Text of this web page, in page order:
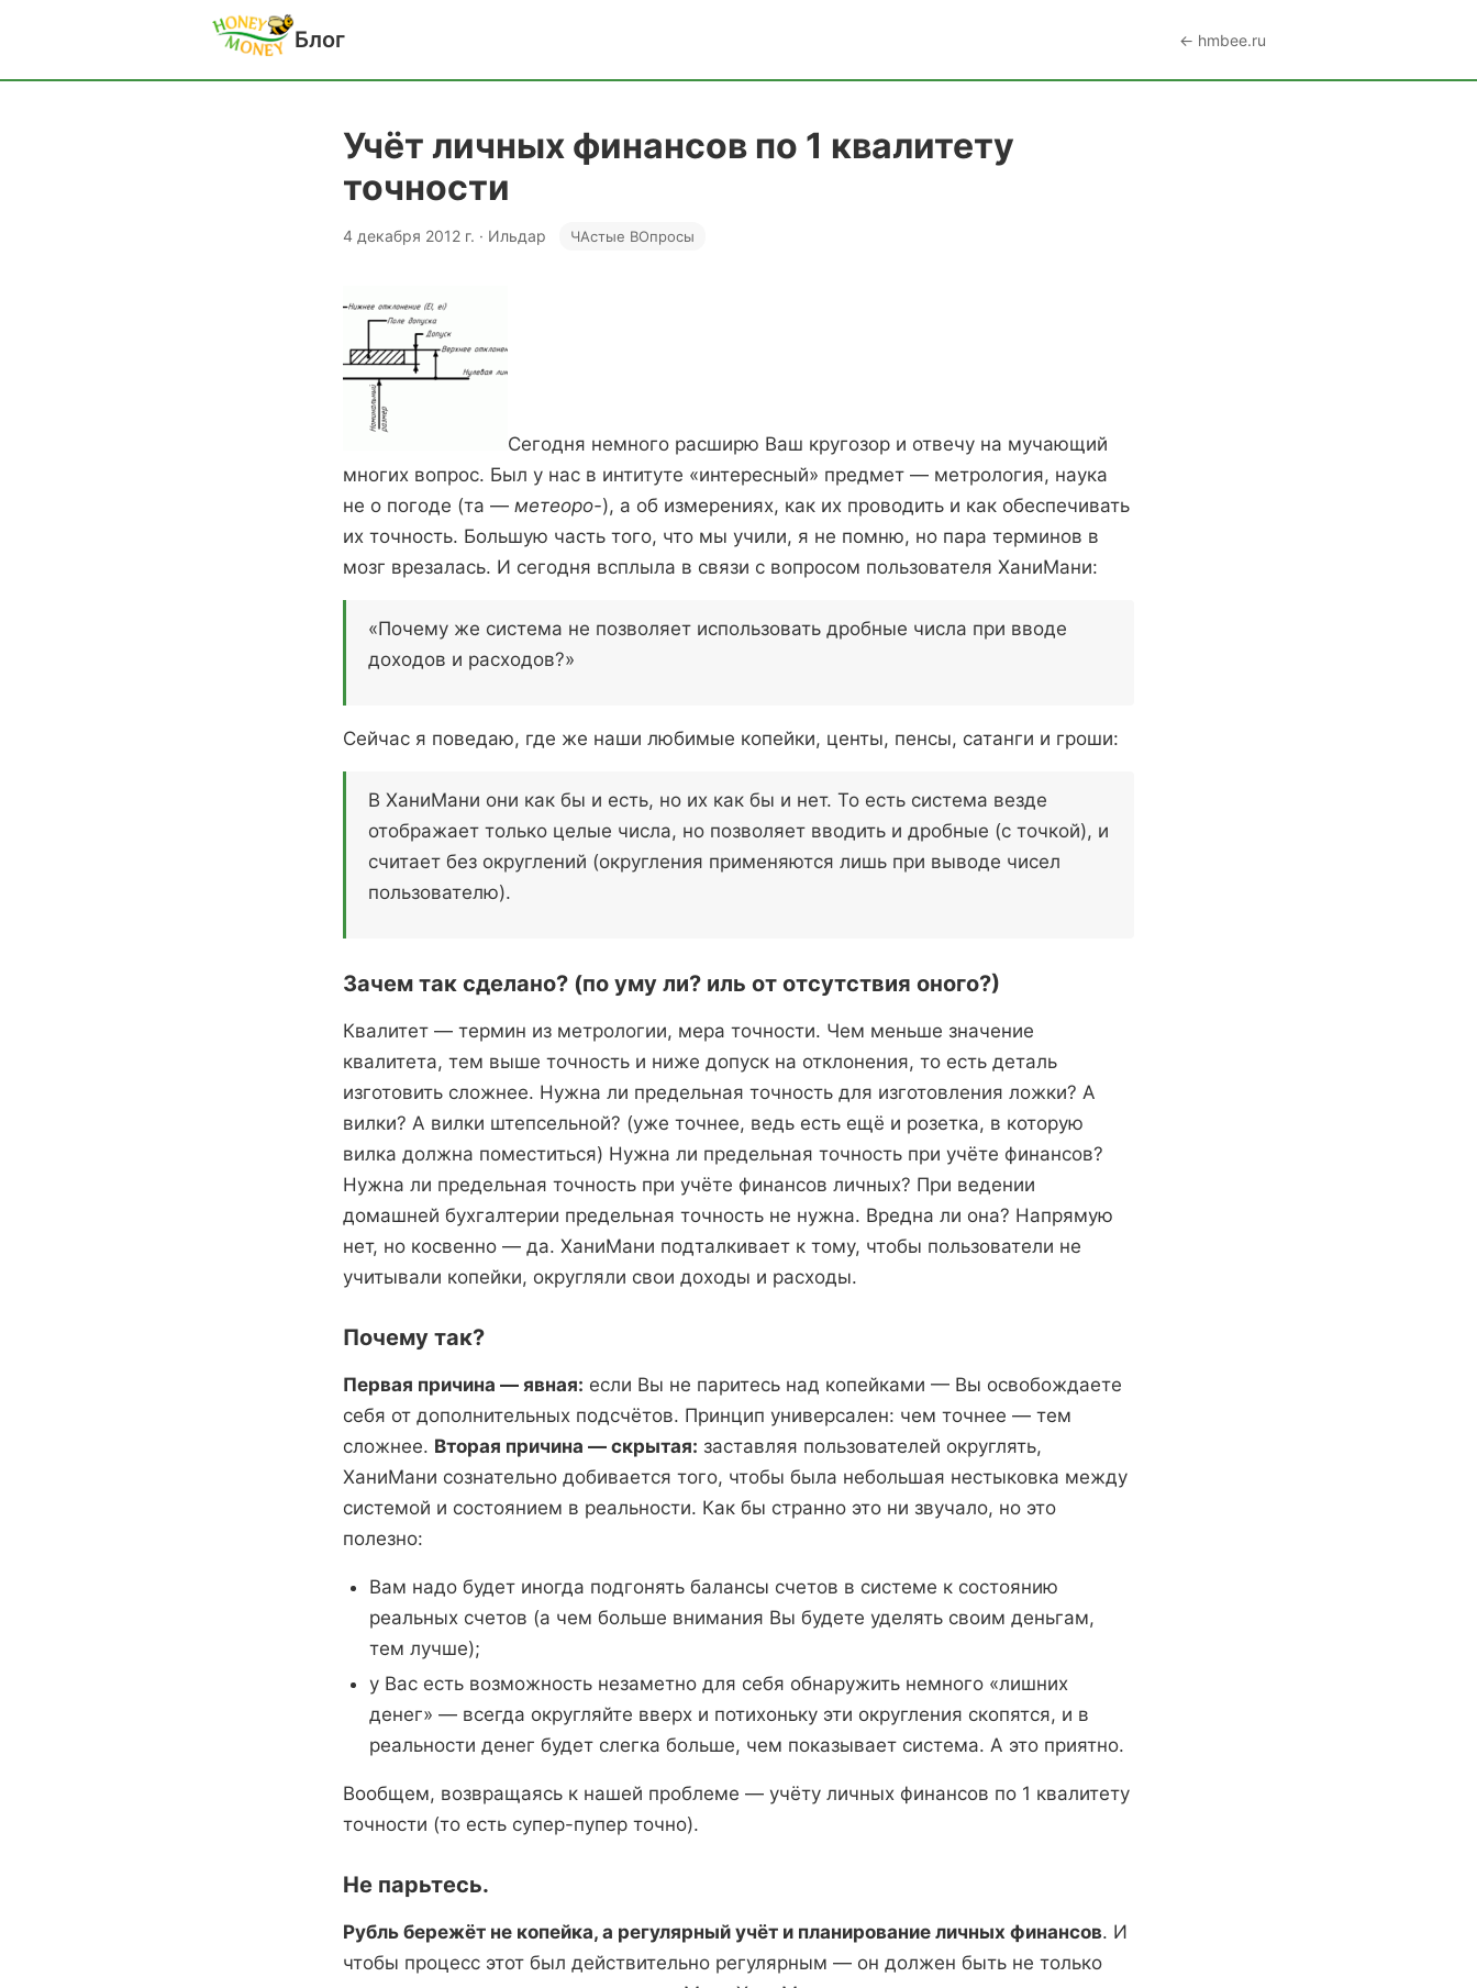
Блог ← hmbee.ru
Учёт личных финансов по 1 квалитету
точности
4 декабря 2012 г. · Ильдар ЧАстые ВОпросы
Сегодня немного расширю Ваш кругозор и отвечу на мучающий
многих вопрос. Был у нас в интитуте «интересный» предмет — метрология, наука
не о погоде (та — метеоро-), а об измерениях, как их проводить и как обеспечивать
их точность. Большую часть того, что мы учили, я не помню, но пара терминов в
мозг врезалась. И сегодня всплыла в связи с вопросом пользователя ХаниМани:
«Почему же система не позволяет использовать дробные числа при вводе
доходов и расходов?»
Сейчас я поведаю, где же наши любимые копейки, центы, пенсы, сатанги и гроши:
В ХаниМани они как бы и есть, но их как бы и нет. То есть система везде
отображает только целые числа, но позволяет вводить и дробные (с точкой), и
считает без округлений (округления применяются лишь при выводе чисел
пользователю).
Зачем так сделано? (по уму ли? иль от отсутствия оного?)
Квалитет — термин из метрологии, мера точности. Чем меньше значение
квалитета, тем выше точность и ниже допуск на отклонения, то есть деталь
изготовить сложнее. Нужна ли предельная точность для изготовления ложки? А
вилки? А вилки штепсельной? (уже точнее, ведь есть ещё и розетка, в которую
вилка должна поместиться) Нужна ли предельная точность при учёте финансов?
Нужна ли предельная точность при учёте финансов личных? При ведении
домашней бухгалтерии предельная точность не нужна. Вредна ли она? Напрямую
нет, но косвенно — да. ХаниМани подталкивает к тому, чтобы пользователи не
учитывали копейки, округляли свои доходы и расходы.
Почему так?
Первая причина — явная: если Вы не паритесь над копейками — Вы освобождаете
себя от дополнительных подсчётов. Принцип универсален: чем точнее — тем
сложнее. Вторая причина — скрытая: заставляя пользователей округлять,
ХаниМани сознательно добивается того, чтобы была небольшая нестыковка между
системой и состоянием в реальности. Как бы странно это ни звучало, но это
полезно:
Вам надо будет иногда подгонять балансы счетов в системе к состоянию
реальных счетов (а чем больше внимания Вы будете уделять своим деньгам,
тем лучше);
у Вас есть возможность незаметно для себя обнаружить немного «лишних
денег» — всегда округляйте вверх и потихоньку эти округления скопятся, и в
реальности денег будет слегка больше, чем показывает система. А это приятно.
Вообщем, возвращаясь к нашей проблеме — учёту личных финансов по 1 квалитету
точности (то есть супер-пупер точно).
Не парьтесь.
Рубль бережёт не копейка, а регулярный учёт и планирование личных финансов. И
чтобы процесс этот был действительно регулярным — он должен быть не только